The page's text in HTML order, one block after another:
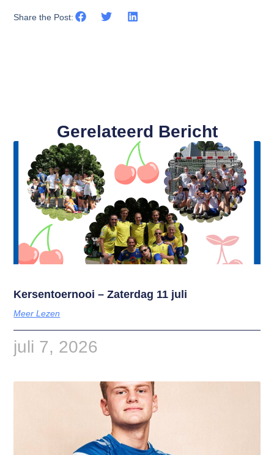
Share the Post:
Gerelateerd Bericht
Kersentoernooi – Zaterdag 11 juli
Meer Lezen
juli 7, 2026